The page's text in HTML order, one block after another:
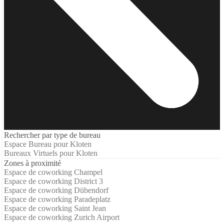
Rechercher par type de bureau
Espace Bureau pour Kloten
Bureaux Virtuels pour Kloten
Zones à proximité
Espace de coworking Champel
Espace de coworking District 3
Espace de coworking Dübendorf
Espace de coworking Paradeplatz
Espace de coworking Saint Jean
Espace de coworking Zurich Airport